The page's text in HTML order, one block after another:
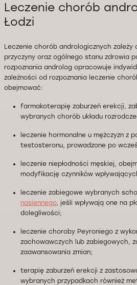
Leczenie chorób
Łodzi
Leczenie chorób andrologicznych zależy
przyczyny oraz ogólnego stanu zdrowia
rozpoznania androlog opracowuje
zależności od rozpoznania leczenie
obejmować:
farmakoterapię zaburzeń erekcji,
wybranych chorób układu
leczenie hormonalne u mężczyzn z
testosteronu, prowadzone po
leczenie niepłodności męskiej,
modyfikację czynników
leczenie zabiegowe wybranych
nasiennego, jeśli wpływają one na
dolegliwości;
leczenie choroby Peyroniego z
zachowawczych lub zabiegowych,
zaawansowania zmian;
terapię zaburzeń erekcji z
wybranych przypadkach również